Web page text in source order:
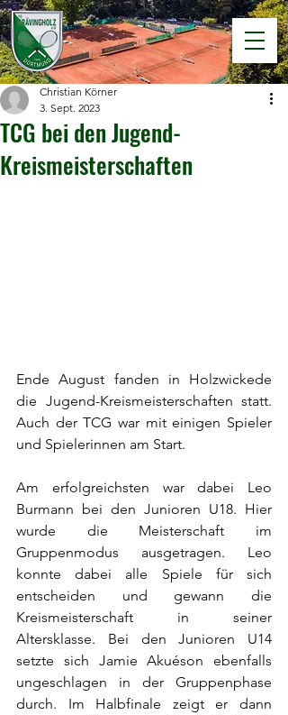
TCG bei den Jugend-
Kreismeisterschaften
Christian Körner
3. Sept. 2023
Ende August fanden in Holzwickede
die Jugend-Kreismeisterschaften statt.
Auch der TCG war mit einigen Spieler
und Spielerinnen am Start.
Am erfolgreichsten war dabei Leo
Burmann bei den Junioren U18. Hier
wurde die Meisterschaft im
Gruppenmodus ausgetragen. Leo
konnte dabei alle Spiele für sich
entscheiden und gewann die
Kreismeisterschaft in seiner
Altersklasse. Bei den Junioren U14
setzte sich Jamie Akuéson ebenfalls
ungeschlagen in der Gruppenphase
durch. Im Halbfinale zeigt er dann